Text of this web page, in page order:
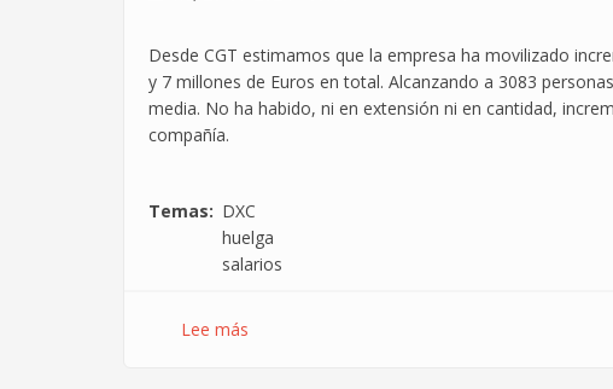
Caja
Resistencia
Desde CGT estimamos que la empresa ha movilizado
y 7 millones de Euros en total. Alcanzando a 3083
media. No ha habido, ni en extensión ni en cantidad,
compañía.
Temas
DXC
huelga
salarios
Lee más